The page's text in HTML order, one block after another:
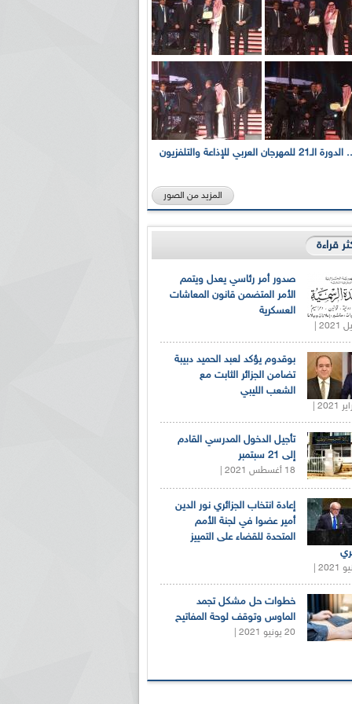
بالصور... الدورة الـ21 للمهرجان العربي للإذاعة والتلفزيون
المزيد من الصور
قراءة
صدور أمر رئاسي يعدل ويتمم
الأمر المتضمن قانون المعاشات
العسكرية
بوقدوم يؤكد لعبد الحميد دبيبة
تضامن الجزائر الثابت مع
الشعب الليبي
تأجيل الدخول المدرسي القادم
إلى 21 سبتمبر
18 أغسطس 2021 |
إعادة انتخاب الجزائري نور الدين
أمير عضوا في لجنة الأمم
المتحدة للقضاء على التمييز
خطوات حل مشكل تجمد
الماوس وتوقف لوحة المفاتيح
20 يونيو 2021 |